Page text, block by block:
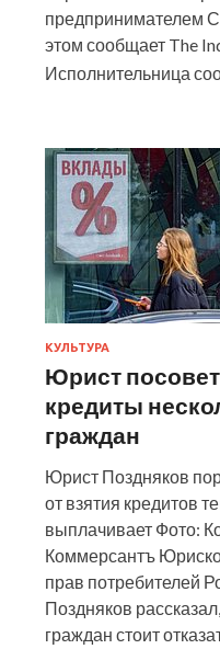
предпринимателем
этом сообщает The
Исполнительница
КУЛЬТУРА
Юрист
кредиты
граждан
Юрист Поздняков
от взятия кредитов
выплачивает Фото:
Коммерсантъ
прав потребителей
Поздняков
граждан стоит